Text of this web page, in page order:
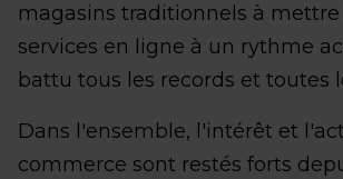
magasins traditionnels à
services en ligne à un rythme
battu tous les records et toutes
Dans l'ensemble, l'intérêt et
commerce sont restés forts